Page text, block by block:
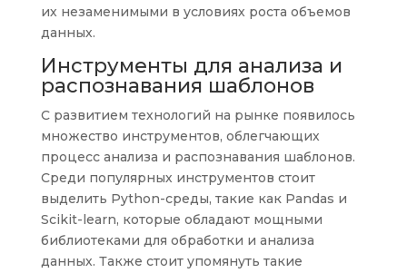
их незаменимыми в условиях роста объемов
данных.
Инструменты для анализа и
распознавания шаблонов
С развитием технологий на рынке появилось
множество инструментов, облегчающих
процесс анализа и распознавания шаблонов.
Среди популярных инструментов стоит
выделить Python-среды, такие как Pandas и
Scikit-learn, которые обладают мощными
библиотеками для обработки и анализа
данных. Также стоит упомянуть такие